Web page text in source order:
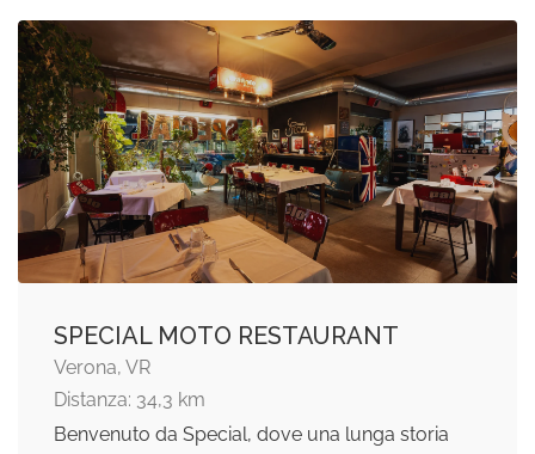
SPECIAL MOTO RESTAURANT
Verona, VR
Distanza: 34,3 km
Benvenuto da Special, dove una lunga storia